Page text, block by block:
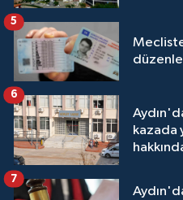
5
kazada
6
7